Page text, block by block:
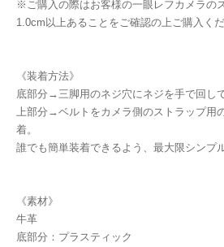
※ご購入の際はお客様の一眼レフカメラの
1.0cm以上あることをご確認の上ご購入くだ
《装着方法》
底部分→三脚用のネジ穴にネジを手で回して
上部分→ベルトをカメラ側のストラップ用
着。
誰でも簡単装着できるよう、最大限シンプ
《素材》
牛革
底部分：プラスティック